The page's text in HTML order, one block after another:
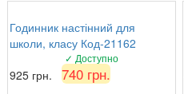
Годинник настінний для
школи, класу Код-21162
✓ Доступно
925 грн. 740 грн.